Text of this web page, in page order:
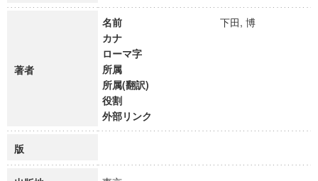
著者
名前
下田, 博
カナ
ローマ字
所属
所属(翻訳)
役割
外部リンク
版